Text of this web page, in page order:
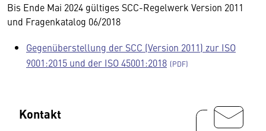
Bis Ende Mai 2024 gültiges SCC-Regelwerk Version 2011
und Fragenkatalog 06/2018
Gegenüberstellung der SCC (Version 2011) zur ISO
9001:2015 und der ISO 45001:2018
Kontakt